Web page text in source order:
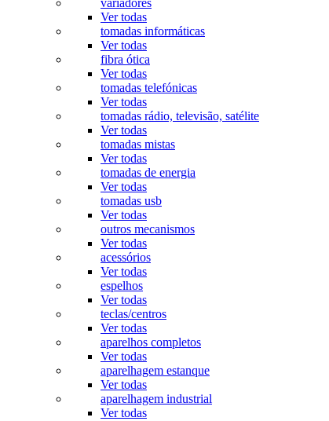
variadores
Ver todas
tomadas informáticas
Ver todas
fibra ótica
Ver todas
tomadas telefónicas
Ver todas
tomadas rádio, televisão, satélite
Ver todas
tomadas mistas
Ver todas
tomadas de energia
Ver todas
tomadas usb
Ver todas
outros mecanismos
Ver todas
acessórios
Ver todas
espelhos
Ver todas
teclas/centros
Ver todas
aparelhos completos
Ver todas
aparelhagem estanque
Ver todas
aparelhagem industrial
Ver todas